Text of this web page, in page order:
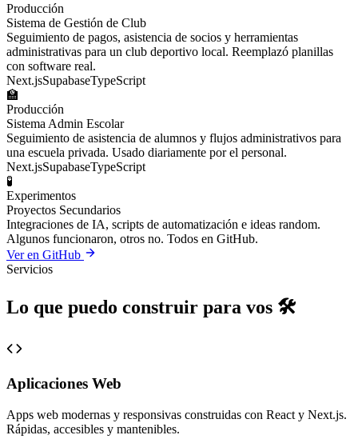
Producción
Sistema de Gestión de Club
Seguimiento de pagos, asistencia de socios y herramientas
administrativas para un club deportivo local. Reemplazó planillas
con software real.
Next.jsSupabaseTypeScript
🏫
Producción
Sistema Admin Escolar
Seguimiento de asistencia de alumnos y flujos administrativos para
una escuela privada. Usado diariamente por el personal.
Next.jsSupabaseTypeScript
🧪
Experimentos
Proyectos Secundarios
Integraciones de IA, scripts de automatización e ideas random.
Algunos funcionaron, otros no. Todos en GitHub.
Ver en GitHub
Servicios
Lo que puedo construir para vos 🛠️
Aplicaciones Web
Apps web modernas y responsivas construidas con React y Next.js.
Rápidas, accesibles y mantenibles.